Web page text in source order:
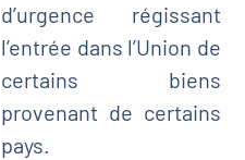
d’urgence régissant
l’entrée dans l’Union de
certains biens
provenant de certains
pays.